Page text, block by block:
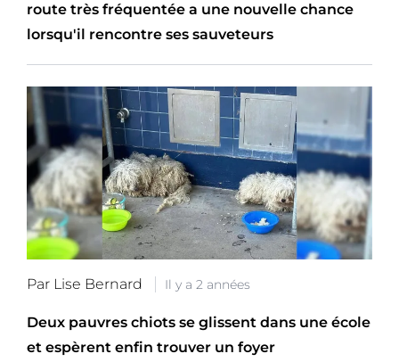
route très fréquentée a une nouvelle chance
lorsqu'il rencontre ses sauveteurs
Par Lise Bernard Il y a 2 années
Deux pauvres chiots se glissent dans une école
et espèrent enfin trouver un foyer